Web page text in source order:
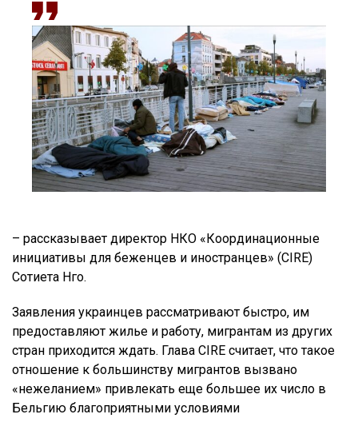
– рассказывает директор НКО «Координационные
инициативы для беженцев и иностранцев» (CIRE)
Сотиета Нго.
Заявления украинцев рассматривают быстро, им
предоставляют жилье и работу, мигрантам из других
стран приходится ждать. Глава CIRE считает, что такое
отношение к большинству мигрантов вызвано
«нежеланием» привлекать еще большее их число в
Бельгию благоприятными условиями